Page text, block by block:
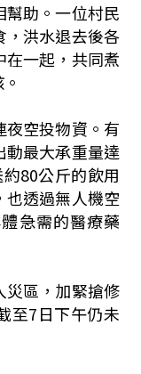
助。一位村民
，洪水退去後各
在一起，共同煮
空投物資。有
最大承重量達
80公斤的飲用
透過無人機空
急需的醫療藥
災區，加緊搶修
至7日下午仍未